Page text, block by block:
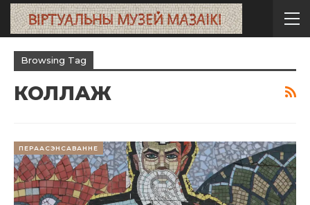
Browsing Tag
КОЛЛАЖ
ПЕРААСЭНСАВАННЕ